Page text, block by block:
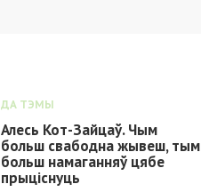
ДА ТЭМЫ
Алесь Кот-Зайцаў. Чым
больш свабодна жывеш, тым
больш намаганняў цябе
прыціснуць